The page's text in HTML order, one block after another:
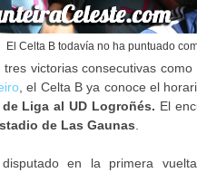
El Celta B todavía no ha puntuado
victorias consecutivas
, el Celta B ya conoce el
de Liga al UD Logroñés. El
de Las Gaunas
en la primera